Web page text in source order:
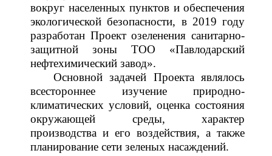
вокруг населенных пунктов и обеспечения
экологической безопасности, в 2019 году
разработан Проект озеленения санитарно-
защитной зоны ТОО «Павлодарский
нефтехимический завод».
Основной задачей Проекта являлось
всестороннее изучение природно-
климатических условий, оценка состояния
окружающей среды, характер
производства и его воздействия, а также
планирование сети зеленых насаждений.